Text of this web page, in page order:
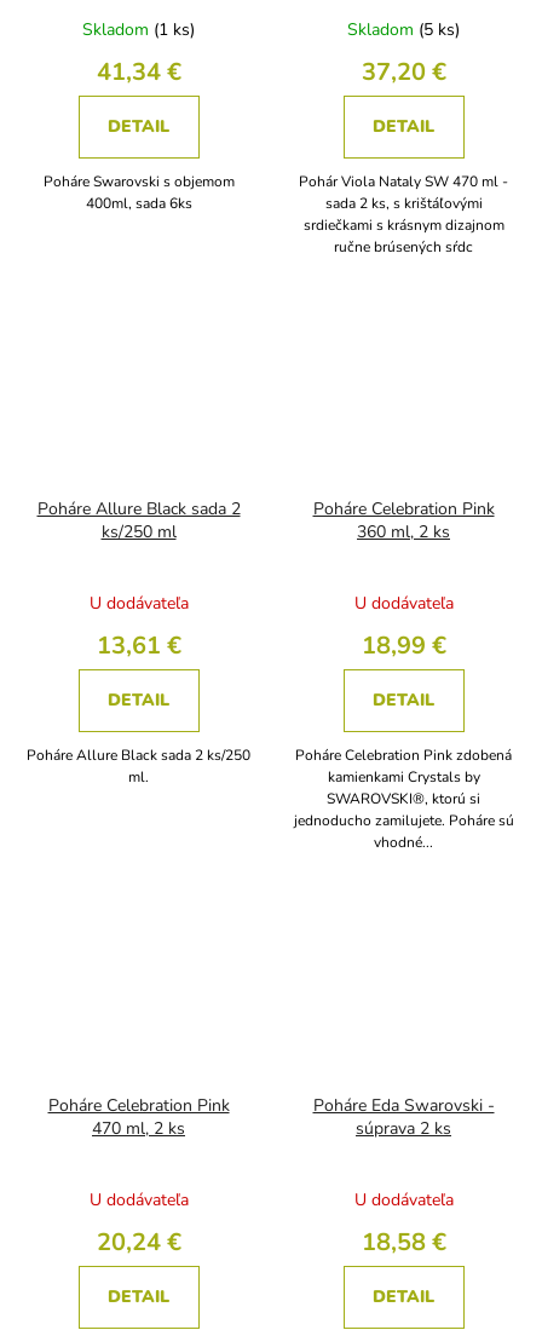
Skladom (1 ks)
41,34 €
DETAIL
Poháre Swarovski s objemom
400ml, sada 6ks
Skladom (5 ks)
37,20 €
DETAIL
Pohár Viola Nataly SW 470 ml -
sada 2 ks, s krištáľovými
srdiečkami s krásnym dizajnom
ručne brúsených sŕdc
Poháre Allure Black sada 2
ks/250 ml
U dodávateľa
13,61 €
DETAIL
Poháre Allure Black sada 2 ks/250
ml.
Poháre Celebration Pink
360 ml, 2 ks
U dodávateľa
18,99 €
DETAIL
Poháre Celebration Pink zdobená
kamienkami Crystals by
SWAROVSKI®, ktorú si
jednoducho zamilujete. Poháre sú
vhodné...
Poháre Celebration Pink
470 ml, 2 ks
U dodávateľa
20,24 €
DETAIL
Poháre Eda Swarovski -
súprava 2 ks
U dodávateľa
18,58 €
DETAIL